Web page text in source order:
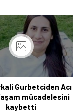
Gurbetciden Acı
mücadelesini
kaybetti